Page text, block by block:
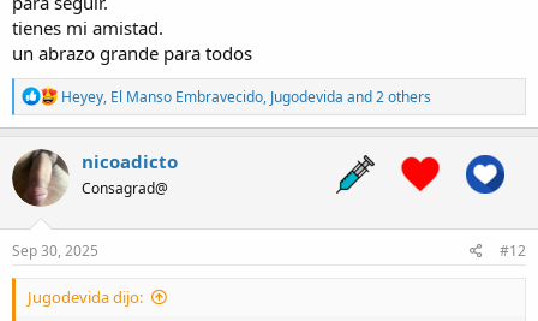
tienes mi amistad.
un abrazo grande para todos
R
e
a
c
t
i
n
s
Heyey, El Manso Embravecido, Jugodevida and 2 others
nicoadicto
Consagrad@
Sep 30, 2025 #12
Jugodevida dijo: